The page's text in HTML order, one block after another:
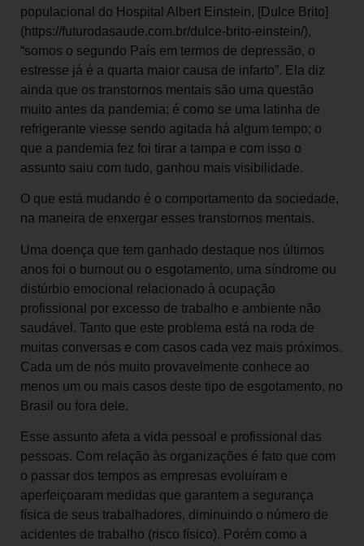
populacional do Hospital Albert Einstein, [Dulce Brito]
(https://futurodasaude.com.br/dulce-brito-einstein/),
“somos o segundo País em termos de depressão, o
estresse já é a quarta maior causa de infarto”. Ela diz
ainda que os transtornos mentais são uma questão
muito antes da pandemia; é como se uma latinha de
refrigerante viesse sendo agitada há algum tempo; o
que a pandemia fez foi tirar a tampa e com isso o
assunto saiu com tudo, ganhou mais visibilidade.
O que está mudando é o comportamento da sociedade,
na maneira de enxergar esses transtornos mentais.
Uma doença que tem ganhado destaque nos últimos
anos foi o burnout ou o esgotamento, uma síndrome ou
distúrbio emocional relacionado à ocupação
profissional por excesso de trabalho e ambiente não
saudável. Tanto que este problema está na roda de
muitas conversas e com casos cada vez mais próximos.
Cada um de nós muito provavelmente conhece ao
menos um ou mais casos deste tipo de esgotamento, no
Brasil ou fora dele.
Esse assunto afeta a vida pessoal e profissional das
pessoas. Com relação às organizações é fato que com
o passar dos tempos as empresas evoluíram e
aperfeiçoaram medidas que garantem a segurança
física de seus trabalhadores, diminuindo o número de
acidentes de trabalho (risco físico). Porém como a